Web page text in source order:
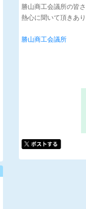
勝山商工会議所の皆さ
熱心に聞いて頂きあ
勝山商工会議所